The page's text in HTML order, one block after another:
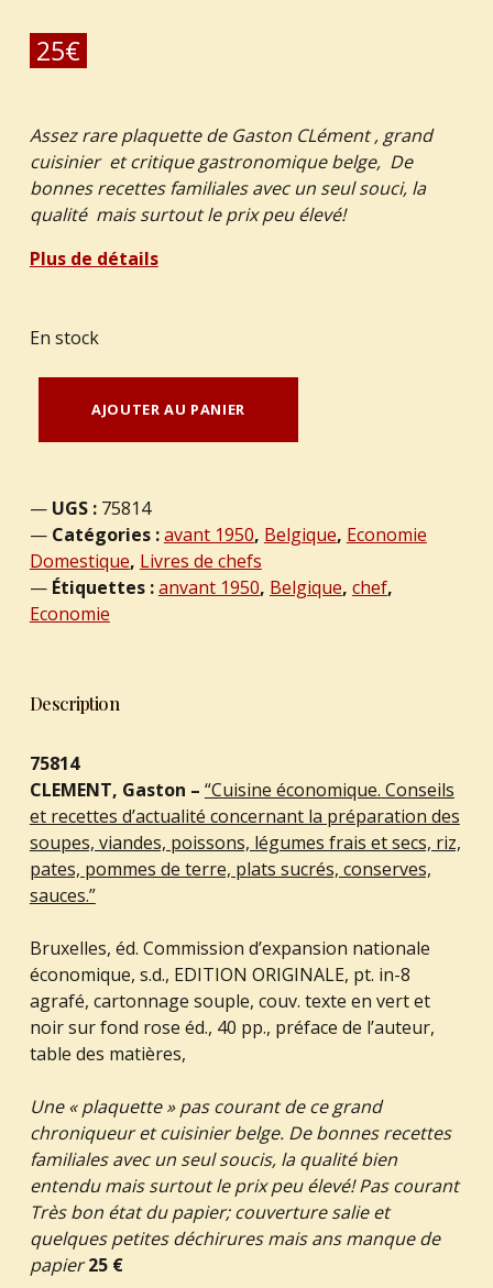
25€
Assez rare plaquette de Gaston CLément , grand
cuisinier et critique gastronomique belge, De
bonnes recettes familiales avec un seul souci, la
qualité mais surtout le prix peu élevé!
Plus de détails
En stock
quantité de CLEMENT, Gaston – “Cuisine économique. Conseils et recettes d'actualité concernant la préparation des soupes, viandes, poissons, légumes frais et secs, riz, pates, pommes de terre, plats sucrés, conserves, sauces.”AJOUTER AU PANIER
UGS : 75814
Catégories :avant 1950, Belgique, Economie
Domestique, Livres de chefs
Étiquettes :anvant 1950, Belgique, chef,
Economie
Description
75814
CLEMENT, Gaston – “Cuisine économique. Conseils
et recettes d’actualité concernant la préparation des
soupes, viandes, poissons, légumes frais et secs, riz,
pates, pommes de terre, plats sucrés, conserves,
sauces.”
Bruxelles, éd. Commission d’expansion nationale
économique, s.d., EDITION ORIGINALE, pt. in-8
agrafé, cartonnage souple, couv. texte en vert et
noir sur fond rose éd., 40 pp., préface de l’auteur,
table des matières,
Une « plaquette » pas courant de ce grand
chroniqueur et cuisinier belge. De bonnes recettes
familiales avec un seul soucis, la qualité bien
entendu mais surtout le prix peu élevé! Pas courant
Très bon état du papier; couverture salie et
quelques petites déchirures mais ans manque de
papier 25 €